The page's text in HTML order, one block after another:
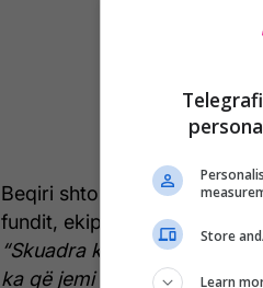
Beqiri shtoi se pavarësisht
fundit, ekipi mbetet
“Skuadra ka dhënë shumë
ka që jemi ende në garë
Store
Learn